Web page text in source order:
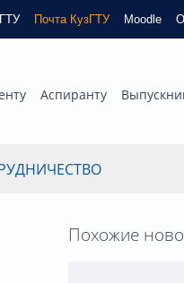
Почта КузГТУ Moodle
Аспиранту
Похожие